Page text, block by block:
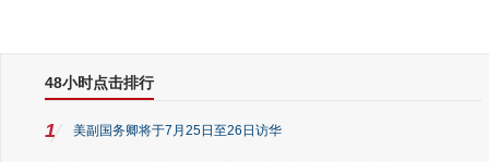
48小时点击排行
1 美副国务卿将于7月25日至26日访华